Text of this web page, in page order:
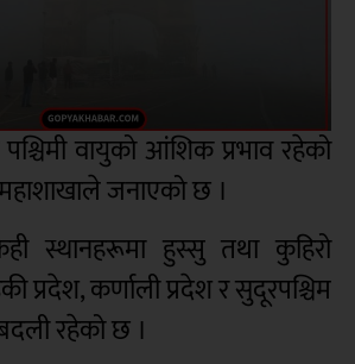
वायुको आंशिक प्रभाव रहेको
जनाएको छ ।
स्थानहरूमा हुस्सु तथा कुहिरो
प्रदेश, कर्णाली प्रदेश र सुदूरपश्चिम
रहेको छ ।